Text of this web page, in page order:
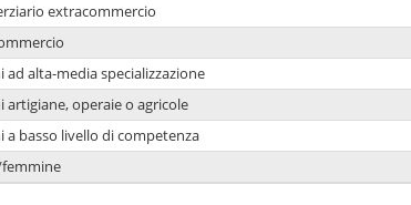
extracommercio
alta-media specializzazione
operaie o agricole
basso livello di competenza